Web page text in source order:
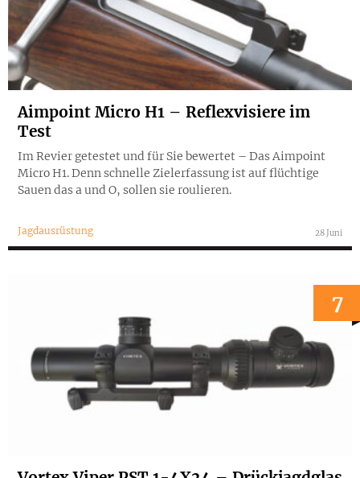
Aimpoint Micro H1 – Reflexvisiere im
Test
Im Revier getestet und für Sie bewertet – Das Aimpoint
Micro H1. Denn schnelle Zielerfassung ist auf flüchtige
Sauen das a und O, sollen sie roulieren.
Jagdausrüstung 28 Juni
7